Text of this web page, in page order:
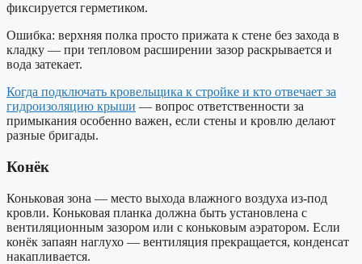
фиксируется герметиком.
Ошибка: верхняя полка просто прижата к стене без захода в
кладку — при тепловом расширении зазор раскрывается и
вода затекает.
Когда подключать кровельщика к стройке и кто отвечает за
гидроизоляцию крыши — вопрос ответственности за
примыкания особенно важен, если стены и кровлю делают
разные бригады.
Конёк
Коньковая зона — место выхода влажного воздуха из-под
кровли. Коньковая планка должна быть установлена с
вентиляционным зазором или с коньковым аэратором. Если
конёк запаян наглухо — вентиляция прекращается, конденсат
накапливается.